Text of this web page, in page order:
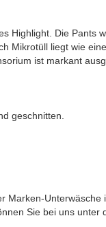
Highlight. Die Pants
Mikrotüll liegt wie
ist markant
geschnitten.
Marken-
Sie bei uns unter